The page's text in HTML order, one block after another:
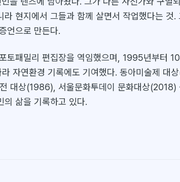
라 현지에서 그들과 함께 살면서 작업했다는 것.
언으로 만든다.
토패밀리 편집장을 역임했으며, 1995년부터
자연환경 기록에도 기여했다. 동아미술제 대
대상(1986), 서울문화투데이 문화대상(2018)
의 삶을 기록하고 있다.